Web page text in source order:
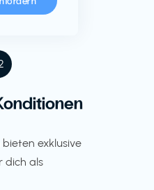
exklusive
dich als